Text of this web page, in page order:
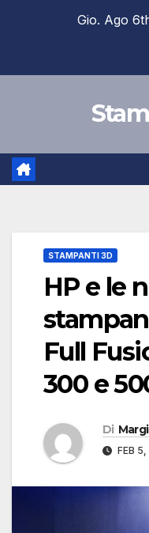
Gio. Ago
STAMPANTI 3D
HP e le
Full
300 e
Di
FEB